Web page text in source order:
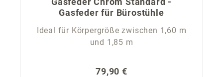
Gasfeder für Bürostühle
Ideal für Körpergröße zwischen 1,60 m
und 1,85 m
Regulärer Preis:
79,90 €